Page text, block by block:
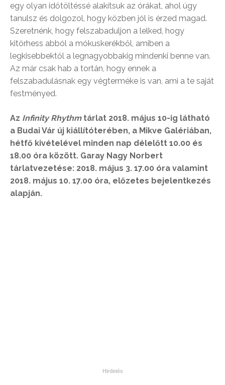
egy olyan időtöltéssé alakítsuk az órákat, ahol úgy
tanulsz és dolgozol, hogy közben jól is érzed magad.
Szeretnénk, hogy felszabaduljon a lelked, hogy
kitörhess abból a mókuskerékből, amiben a
legkisebbektől a legnagyobbakig mindenki benne van.
Az már csak hab a tortán, hogy ennek a
felszabadulásnak egy végterméke is van, ami a te saját
festményed.
Az Infinity Rhythmtárlat 2018. május 10-ig látható
a Budai Vár új kiállítóterében, a Mikve Galériában,
hétfő kivételével minden nap délelőtt 10.00 és
18.00 óra között. Garay Nagy Norbert
tárlatvezetése: 2018. május 3. 17.00 óra valamint
2018. május 10. 17.00 óra, előzetes bejelentkezés
alapján.